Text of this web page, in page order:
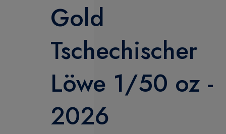
Gold
Tschechischer
Löwe 1/50 oz -
2026